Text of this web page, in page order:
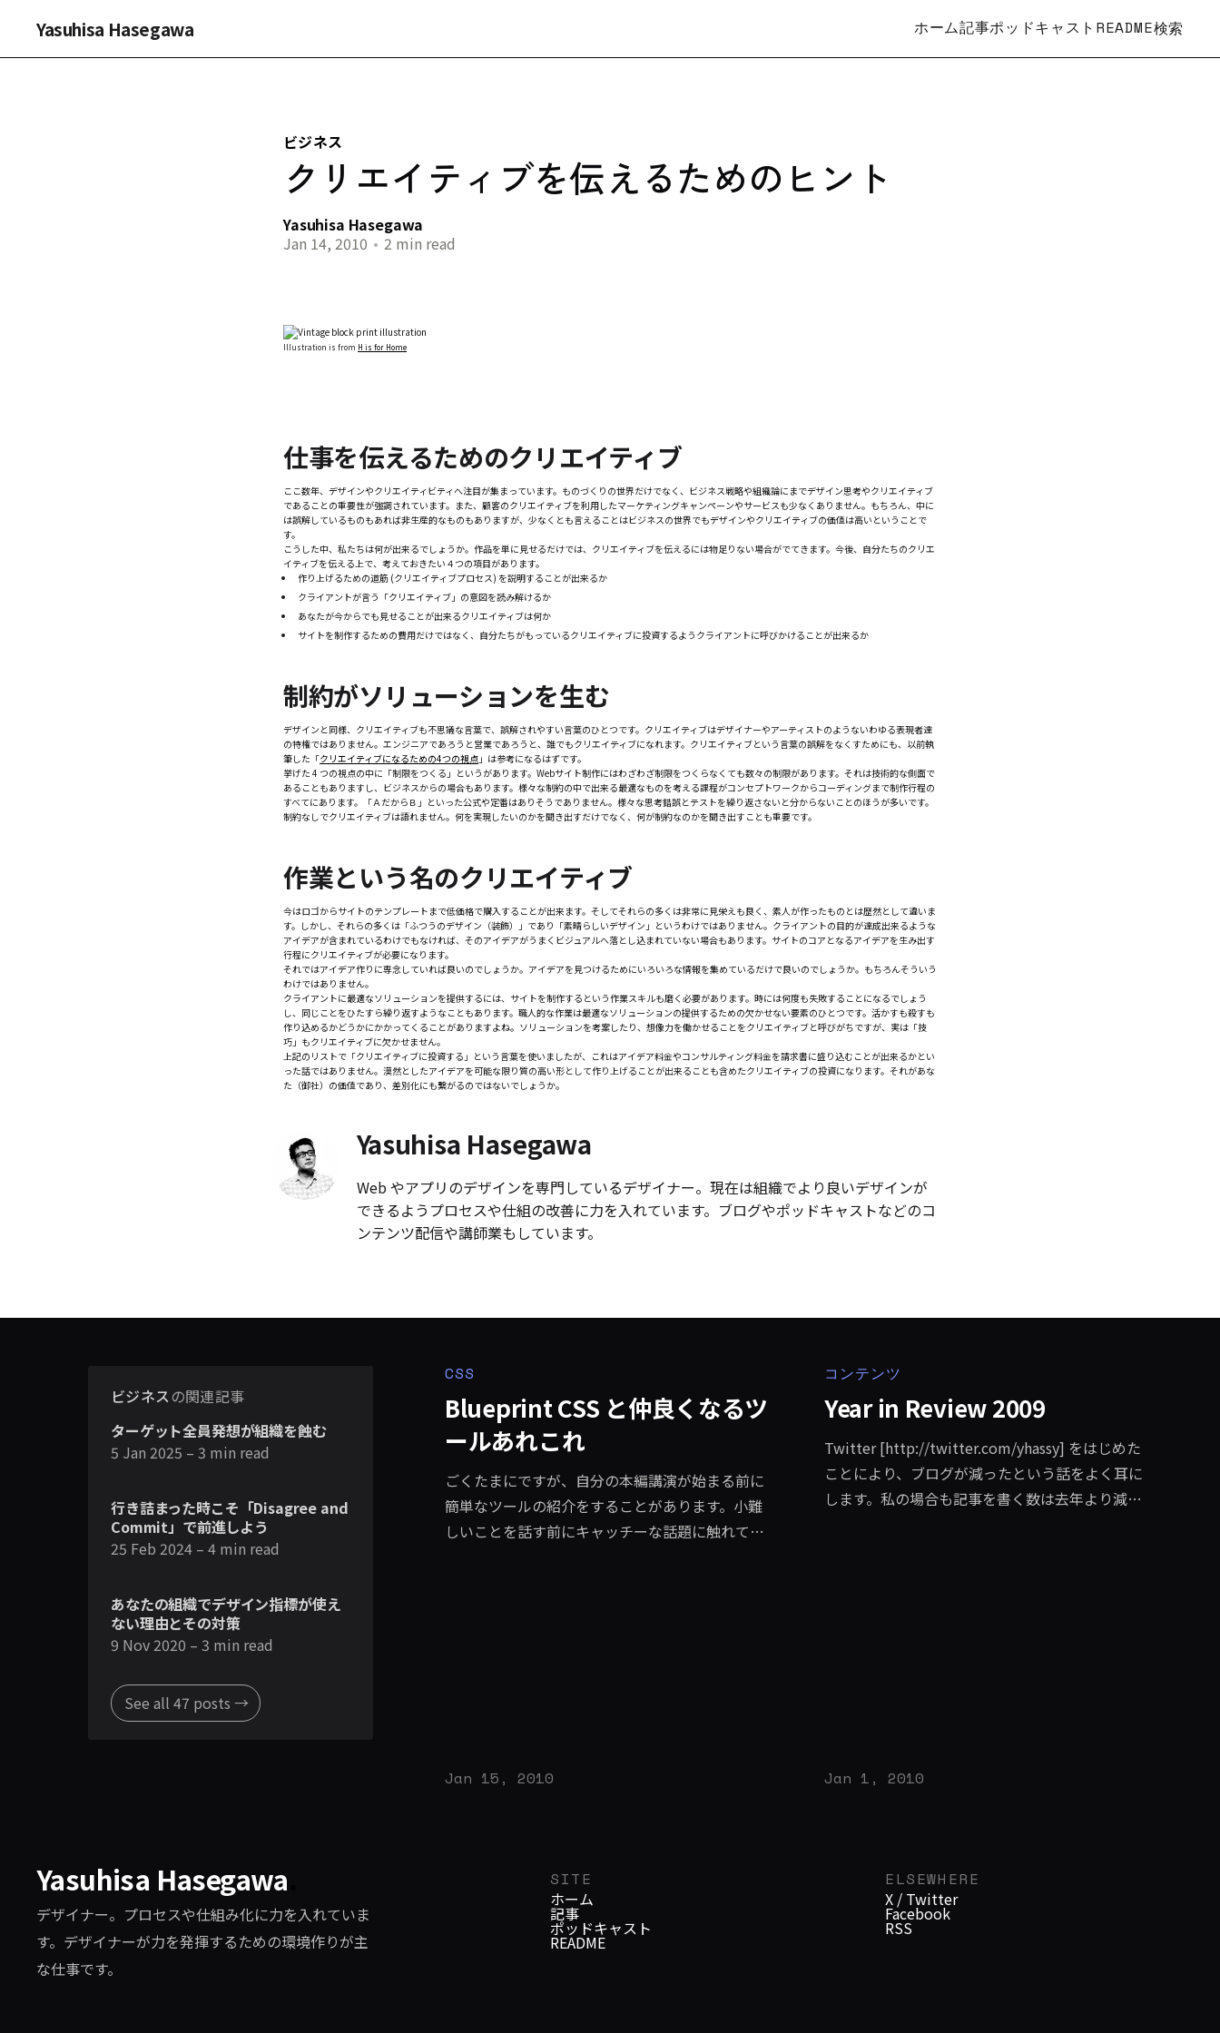
Yasuhisa Hasegawa ホーム記事ポッドキャスト README検索
ビジネス
クリエイティブを伝えるためのヒント
Yasuhisa Hasegawa
Jan 14, 2010 • 2 min read
Illustration is from H is for Home
仕事を伝えるためのクリエイティブ
ここ数年、デザインやクリエイティビティへ注目が集まっています。ものづくりの世界だけでなく、ビジネス戦略や組織論にまでデザイン思考やクリエイティブ
であることの重要性が強調されています。また、顧客のクリエイティブを利用したマーケティングキャンペーンやサービスも少なくありません。もちろん、中に
は誤解しているものもあれば非生産的なものもありますが、少なくとも言えることはビジネスの世界でもデザインやクリエイティブの価値は高いということで
す。
こうした中、私たちは何が出来るでしょうか。作品を単に見せるだけでは、クリエイティブを伝えるには物足りない場合がでてきます。今後、自分たちのクリエ
イティブを伝える上で、考えておきたい４つの項目があります。
作り上げるための道筋 (クリエイティブプロセス) を説明することが出来るか
クライアントが言う「クリエイティブ」の意図を読み解けるか
あなたが今からでも見せることが出来るクリエイティブは何か
サイトを制作するための費用だけではなく、自分たちがもっているクリエイティブに投資するようクライアントに呼びかけることが出来るか
制約がソリューションを生む
デザインと同様、クリエイティブも不思議な言葉で、誤解されやすい言葉のひとつです。クリエイティブはデザイナーやアーティストのようないわゆる表現者達
の特権ではありません。エンジニアであろうと営業であろうと、誰でもクリエイティブになれます。クリエイティブという言葉の誤解をなくすためにも、以前執
筆した「クリエイティブになるための4つの視点 」は参考になるはずです。
挙げた 4 つの視点の中に「制限をつくる」というがあります。Webサイト制作にはわざわざ制限をつくらなくても数々の制限があります。それは技術的な側面で
あることもありますし、ビジネスからの場合もあります。様々な制約の中で出来る最適なものを考える課程がコンセプトワークからコーディングまで制作行程の
すべてにあります。「ＡだからＢ」といった公式や定番はありそうでありません。様々な思考錯誤とテストを繰り返さないと分からないことのほうが多いです。
制約なしでクリエイティブは語れません。何を実現したいのかを聞き出すだけでなく、何が制約なのかを聞き出すことも重要です。
作業という名のクリエイティブ
今はロゴからサイトのテンプレートまで低価格で購入することが出来ます。そしてそれらの多くは非常に見栄えも良く、素人が作ったものとは歴然として違いま
す。しかし、それらの多くは「ふつうのデザイン（装飾）」であり「素晴らしいデザイン」というわけではありません。クライアントの目的が達成出来るような
アイデアが含まれているわけでもなければ、そのアイデアがうまくビジュアルへ落とし込まれていない場合もあります。サイトのコアとなるアイデアを生み出す
行程にクリエイティブが必要になります。
それではアイデア作りに専念していれば良いのでしょうか。アイデアを見つけるためにいろいろな情報を集めているだけで良いのでしょうか。もちろんそういう
わけではありません。
クライアントに最適なソリューションを提供するには、サイトを制作するという作業スキルも磨く必要があります。時には何度も失敗することになるでしょう
し、同じことをひたすら繰り返すようなこともあります。職人的な作業は最適なソリューションの提供するための欠かせない要素のひとつです。活かすも殺すも
作り込めるかどうかにかかってくることがありますよね。ソリューションを考案したり、想像力を働かせることをクリエイティブと呼びがちですが、実は「技
巧」もクリエイティブに欠かせません。
上記のリストで「クリエイティブに投資する」という言葉を使いましたが、これはアイデア料金やコンサルティング料金を請求書に盛り込むことが出来るかとい
った話ではありません。漠然としたアイデアを可能な限り質の高い形として作り上げることが出来ることも含めたクリエイティブの投資になります。それがあな
た（御社）の価値であり、差別化にも繋がるのではないでしょうか。
Yasuhisa Hasegawa
Web やアプリのデザインを専門しているデザイナー。現在は組織でより良いデザインが
できるようプロセスや仕組の改善に力を入れています。ブログやポッドキャストなどのコ
ンテンツ配信や講師業もしています。
ビジネスの関連記事
ターゲット全員発想が組織を蝕む
5 Jan 2025 – 3 min read
行き詰まった時こそ「Disagree and
Commit」で前進しよう
25 Feb 2024 – 4 min read
あなたの組織でデザイン指標が使え
ない理由とその対策
9 Nov 2020 – 3 min read
See all 47 posts →
CSS
Blueprint CSS と仲良くなるツ
ールあれこれ
ごくたまにですが、自分の本編講演が始まる前に
簡単なツールの紹介をすることがあります。小難
しいことを話す前にキャッチーな話題に触れて講
リアの横幅、ボックスの移動、そしてフォームの
すが、HTMLでプロトタイプを作りたいという方
には良いツールです。 CSS フレームワークと呼ば
れるツールセットは他にも幾つかありますが、
Jan 15, 2010
コンテンツ
Year in Review 2009
Twitter [http://twitter.com/yhassy] をはじめた
ことにより、ブログが減ったという話をよく耳に
します。私の場合も記事を書く数は去年より減り
design-guidelines/]」や「 今のデザイナーに必要
分かりやすいタイトルの記事が人気ですが、アク
セス数が個人的にお気に入りの記事というわけで
はありません。今年
Jan 1, 2010
Yasuhisa Hasegawa
デザイナー。プロセスや仕組み化に力を入れていま
す。デザイナーが力を発揮するための環境作りが主
な仕事です。
SITE
ホーム
記事
ポッドキャスト
README
ELSEWHERE
X / Twitter
Facebook
RSS